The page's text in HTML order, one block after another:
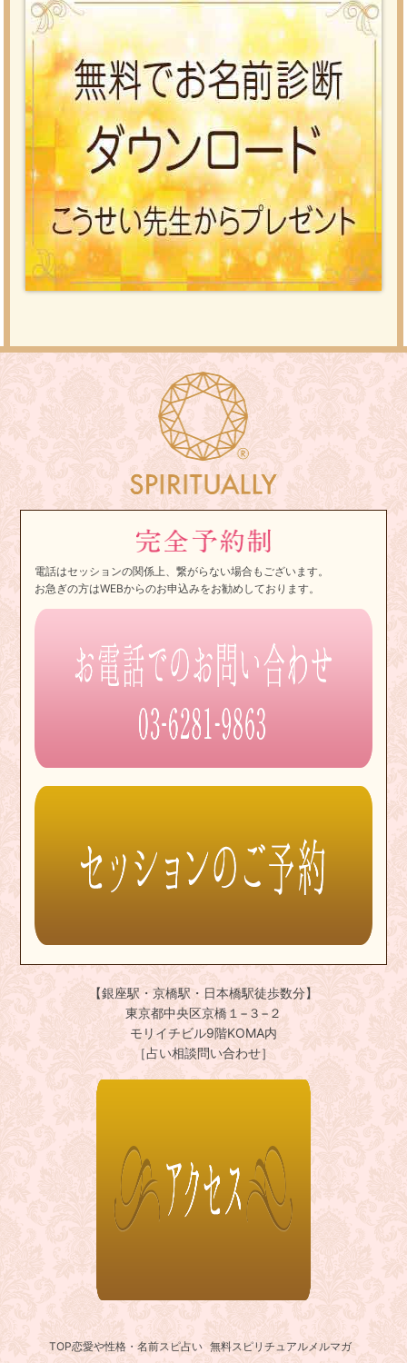
電話はセッションの関係上、繋がらない場合もございます。
お急ぎの方はWEBからのお申込みをお勧めしております。
【銀座駅・京橋駅・日本橋駅徒歩数分】
東京都中央区京橋１−３−２
モリイチビル9階KOMA内
［占い相談問い合わせ］
TOP恋愛や性格・名前スピ占い 無料スピリチュアルメルマガ